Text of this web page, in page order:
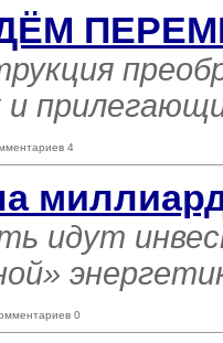
4
идут
0